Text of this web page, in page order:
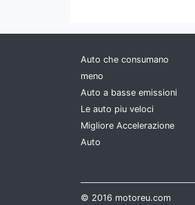
Auto che consumano
meno
Auto a basse emissioni
Le auto piu veloci
Migliore Accelerazione
Auto
© 2016 motoreu.com